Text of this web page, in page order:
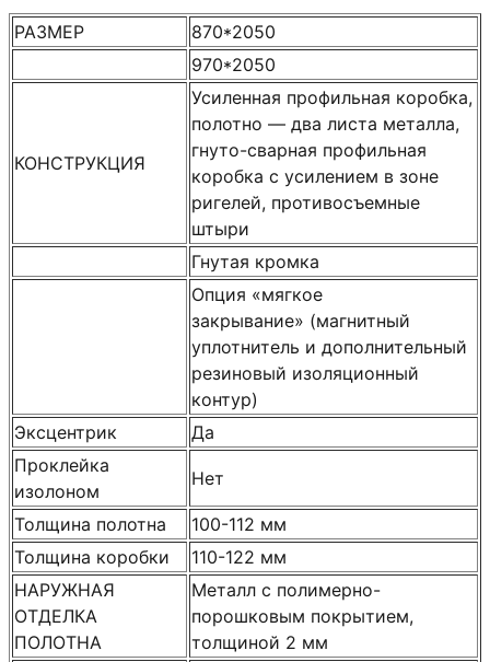
РАЗМЕР
870*2050
970*2050
КОНСТРУКЦИЯ
Усиленная профильная коробка,
полотно — два листа металла,
гнуто-сварная профильная
коробка с усилением в зоне
ригелей, противосъемные
штыри
Гнутая кромка
Опция «мягкое
закрывание» (магнитный
уплотнитель и дополнительный
резиновый изоляционный
контур)
Эксцентрик
Да
Проклейка
изолоном
Нет
Толщина полотна
100-112 мм
Толщина коробки
110-122 мм
НАРУЖНАЯ
ОТДЕЛКА
ПОЛОТНА
Металл с полимерно-
порошковым покрытием,
толщиной 2 мм